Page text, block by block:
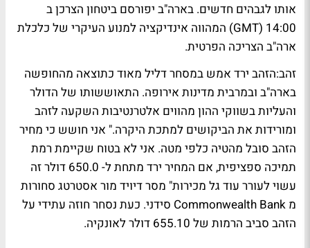
אותו לגבהים חדשים. בארה"ב יפורסם ביטחון הצרכן ב
14:00 (GMT) המהווה אינדיקציה למנוע העיקרי של כלכלת
ארה"ב הצריכה הפרטית.
זהב:הזהב ירד אמש במסחר דליל מאוד כתוצאה מהחופשה
בארה"ב ובמרבית מדינות אירופה. התאוששותו של הדולר
והעליות בשווקי ההון מהווים אלטרנטיבות השקעה לזהב
ומורידות את הביקושים למתכת היקרה." אני חושש כי מחיר
הזהב סובל מהטיה כלפי מטה. אני לא בטוח שקיימת רמת
תמיכה ספציפית, אם המחיר ירד מתחת ל- 650.0 דולר זה
עשוי לעורר עוד גל מכירות" מסר דיויד מור אסטרטג סחורות
מ Commonwealth Bank סידני. כעת נסחר חוזה עתידי על
הזהב סביב הרמות של 655.10 דולר לאונקיה.